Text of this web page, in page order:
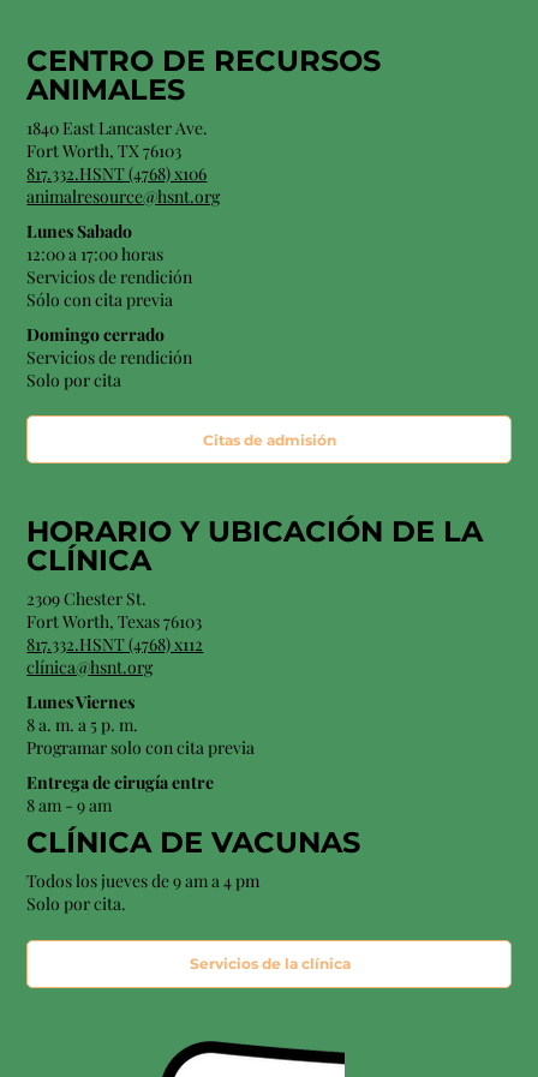
CENTRO DE RECURSOS
ANIMALES
1840 East Lancaster Ave.
Fort Worth, TX 76103
817.332.HSNT (4768) x106
animalresource@hsnt.org
Lunes Sabado
12:00 a 17:00 horas
Servicios de rendición
Sólo con cita previa
Domingo cerrado
Servicios de rendición
Solo por cita
Citas de admisión
HORARIO Y UBICACIÓN DE LA
CLÍNICA
2309 Chester St.
Fort Worth, Texas 76103
817.332.HSNT (4768) x112
clínica@hsnt.org
Lunes Viernes
8 a. m. a 5 p. m.
Programar solo con cita previa
Entrega de cirugía entre
8 am - 9 am
CLÍNICA DE VACUNAS
Todos los jueves de 9 am a 4 pm
Solo por cita.
Servicios de la clínica